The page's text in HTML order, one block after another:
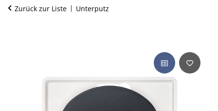
Zurück zur Liste Unterputz